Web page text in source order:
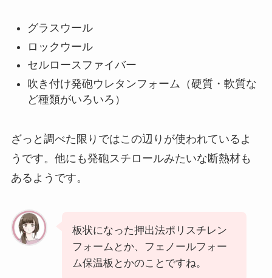
グラスウール
ロックウール
セルロースファイバー
吹き付け発砲ウレタンフォーム（硬質・軟質な
ど種類がいろいろ）
ざっと調べた限りではこの辺りが使われているよ
うです。他にも発砲スチロールみたいな断熱材も
あるようです。
板状になった押出法ポリスチレン
フォームとか、フェノールフォー
ム保温板とかのことですね。